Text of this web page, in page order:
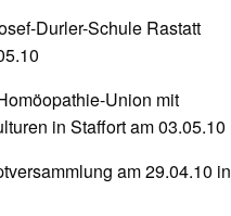
Durler-Schule Rastatt
Union mit
in Staffort am 03.05.10
am 29.04.10 in